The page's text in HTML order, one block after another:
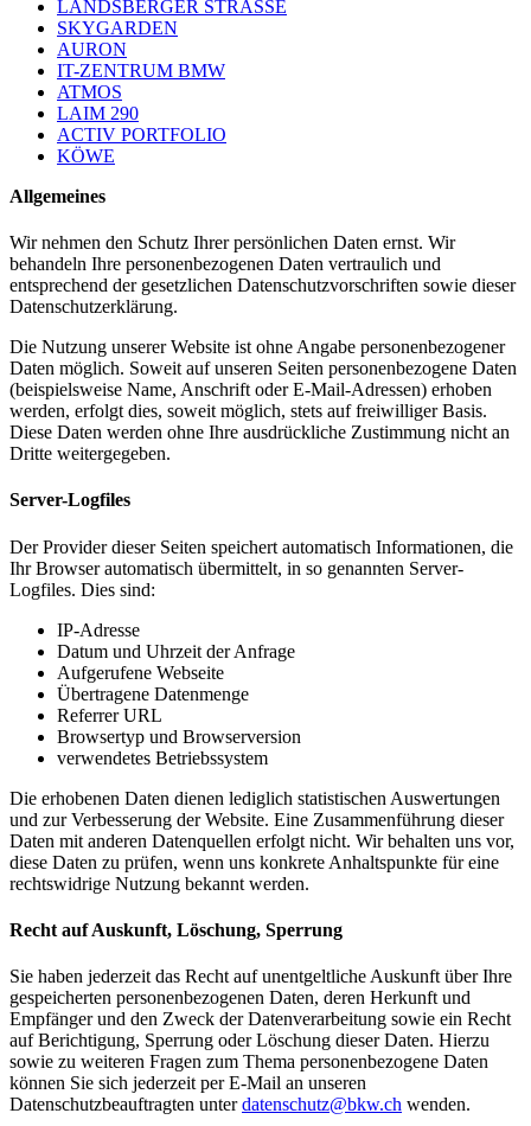
LANDSBERGER STRASSE
SKYGARDEN
AURON
IT-ZENTRUM BMW
ATMOS
LAIM 290
ACTIV PORTFOLIO
KÖWE
Allgemeines
Wir nehmen den Schutz Ihrer persönlichen Daten ernst. Wir
behandeln Ihre personenbezogenen Daten vertraulich und
entsprechend der gesetzlichen Datenschutzvorschriften sowie dieser
Datenschutzerklärung.
Die Nutzung unserer Website ist ohne Angabe personenbezogener
Daten möglich. Soweit auf unseren Seiten personenbezogene Daten
(beispielsweise Name, Anschrift oder E-Mail-Adressen) erhoben
werden, erfolgt dies, soweit möglich, stets auf freiwilliger Basis.
Diese Daten werden ohne Ihre ausdrückliche Zustimmung nicht an
Dritte weitergegeben.
Server-Logfiles
Der Provider dieser Seiten speichert automatisch Informationen, die
Ihr Browser automatisch übermittelt, in so genannten Server-
Logfiles. Dies sind:
IP-Adresse
Datum und Uhrzeit der Anfrage
Aufgerufene Webseite
Übertragene Datenmenge
Referrer URL
Browsertyp und Browserversion
verwendetes Betriebssystem
Die erhobenen Daten dienen lediglich statistischen Auswertungen
und zur Verbesserung der Website. Eine Zusammenführung dieser
Daten mit anderen Datenquellen erfolgt nicht. Wir behalten uns vor,
diese Daten zu prüfen, wenn uns konkrete Anhaltspunkte für eine
rechtswidrige Nutzung bekannt werden.
Recht auf Auskunft, Löschung, Sperrung
Sie haben jederzeit das Recht auf unentgeltliche Auskunft über Ihre
gespeicherten personenbezogenen Daten, deren Herkunft und
Empfänger und den Zweck der Datenverarbeitung sowie ein Recht
auf Berichtigung, Sperrung oder Löschung dieser Daten. Hierzu
sowie zu weiteren Fragen zum Thema personenbezogene Daten
können Sie sich jederzeit per E-Mail an unseren
Datenschutzbeauftragten unterdatenschutz@bkw.ch wenden.